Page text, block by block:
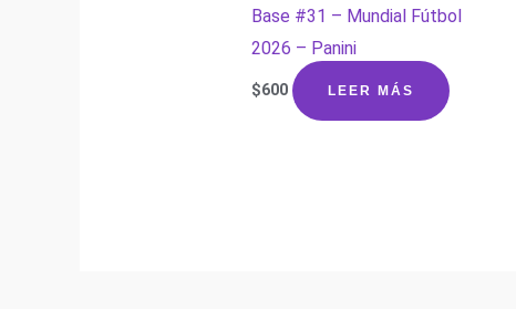
Base #31 – Mundial Fútbol
2026 – Panini
$600 LEER MÁS